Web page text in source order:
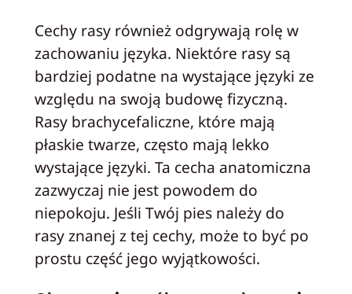
Cechy rasy również odgrywają rolę w
zachowaniu języka. Niektóre rasy są
bardziej podatne na wystające języki ze
względu na swoją budowę fizyczną.
Rasy brachycefaliczne, które mają
płaskie twarze, często mają lekko
wystające języki. Ta cecha anatomiczna
zazwyczaj nie jest powodem do
niepokoju. Jeśli Twój pies należy do
rasy znanej z tej cechy, może to być po
prostu część jego wyjątkowości.